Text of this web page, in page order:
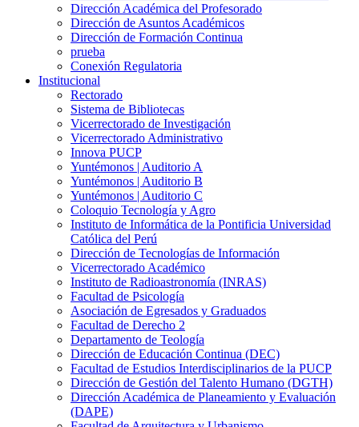
Dirección Académica del Profesorado
Dirección de Asuntos Académicos
Dirección de Formación Continua
prueba
Conexión Regulatoria
Institucional
Rectorado
Sistema de Bibliotecas
Vicerrectorado de Investigación
Vicerrectorado Administrativo
Innova PUCP
Yuntémonos | Auditorio A
Yuntémonos | Auditorio B
Yuntémonos | Auditorio C
Coloquio Tecnología y Agro
Instituto de Informática de la Pontificia Universidad
Católica del Perú
Dirección de Tecnologías de Información
Vicerrectorado Académico
Instituto de Radioastronomía (INRAS)
Facultad de Psicología
Asociación de Egresados y Graduados
Facultad de Derecho 2
Departamento de Teología
Dirección de Educación Continua (DEC)
Facultad de Estudios Interdisciplinarios de la PUCP
Dirección de Gestión del Talento Humano (DGTH)
Dirección Académica de Planeamiento y Evaluación
(DAPE)